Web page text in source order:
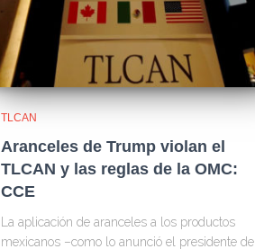
TLCAN
Aranceles de Trump violan el
TLCAN y las reglas de la OMC:
CCE
La aplicación de aranceles a los productos
mexicanos –como lo anunció el presidente de